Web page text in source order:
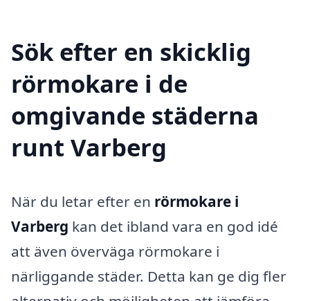
Sök efter en skicklig
rörmokare i de
omgivande städerna
runt Varberg
När du letar efter en rörmokare i
Varberg kan det ibland vara en god idé
att även överväga rörmokare i
närliggande städer. Detta kan ge dig fler